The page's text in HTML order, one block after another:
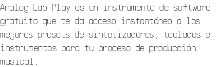
Analog Lab Play es un instrumento de software
gratuito que te da acceso instantáneo a los
mejores presets de sintetizadores, teclados e
instrumentos para tu proceso de producción
musical.